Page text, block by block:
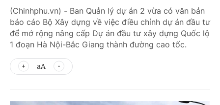
(Chinhphu.vn) - Ban Quản lý dự án 2 vừa có văn bản
báo cáo Bộ Xây dựng về việc điều chỉnh dự án đầu tư
để mở rộng nâng cấp Dự án đầu tư xây dựng Quốc lộ
1 đoạn Hà Nội-Bắc Giang thành đường cao tốc.
aA